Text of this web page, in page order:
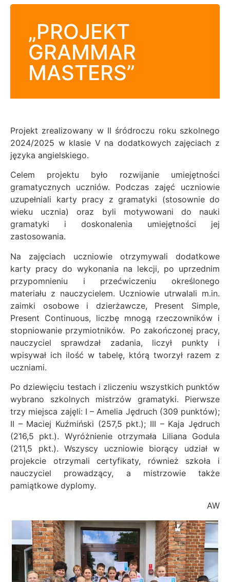
„PROJEKT
GRAMMAR
MASTERS”
Projekt zrealizowany w II śródroczu roku szkolnego
2024/2025 w klasie V na dodatkowych zajęciach z
języka angielskiego.
Celem projektu było rozwijanie umiejętności
gramatycznych uczniów. Podczas zajęć uczniowie
uzupełniali karty pracy z gramatyki (stosownie do
wieku ucznia) oraz byli motywowani do nauki
gramatyki i doskonalenia umiejętności jej
zastosowania.
Na zajęciach uczniowie otrzymywali dodatkowe
karty pracy do wykonania na lekcji, po uprzednim
przypomnieniu i przećwiczeniu określonego
materiału z nauczycielem. Uczniowie utrwalali m.in.
zaimki osobowe i dzierżawcze, Present Simple,
Present Continuous, liczbę mnogą rzeczowników i
stopniowanie przymiotników. Po zakończonej pracy,
nauczyciel sprawdzał zadania, liczył punkty i
wpisywał ich ilość w tabelę, którą tworzył razem z
uczniami.
Po dziewięciu testach i zliczeniu wszystkich punktów
wybrano szkolnych mistrzów gramatyki. Pierwsze
trzy miejsca zajęli: I – Amelia Jędruch (309 punktów);
II – Maciej Kuźmiński (257,5 pkt.); III – Kaja Jędruch
(216,5 pkt.). Wyróżnienie otrzymała Liliana Godula
(211,5 pkt.). Wszyscy uczniowie biorący udział w
projekcie otrzymali certyfikaty, również szkoła i
nauczyciel prowadzący, a mistrzowie także
pamiątkowe dyplomy.
AW